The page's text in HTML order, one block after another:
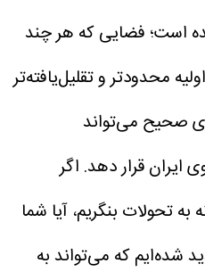
است؛ فضایی که هر چند
محدودتر و تقلیل‌یافته‌تر
صحیح می‌تواند
قرار دهد. اگر
تحولات بنگریم، آیا شما
شده‌ایم که می‌تواند به